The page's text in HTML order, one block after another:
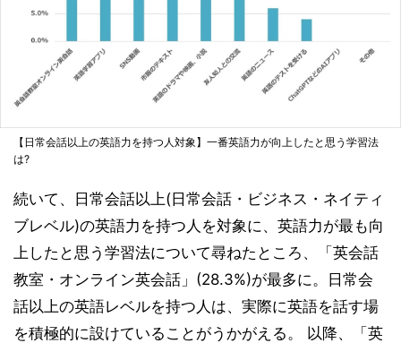
【日常会話以上の英語力を持つ人対象】一番英語力が向上したと思う学習法
は?
続いて、日常会話以上(日常会話・ビジネス・ネイティ
ブレベル)の英語力を持つ人を対象に、英語力が最も向
上したと思う学習法について尋ねたところ、「英会話
教室・オンライン英会話」(28.3%)が最多に。日常会
話以上の英語レベルを持つ人は、実際に英語を話す場
を積極的に設けていることがうかがえる。 以降、「英